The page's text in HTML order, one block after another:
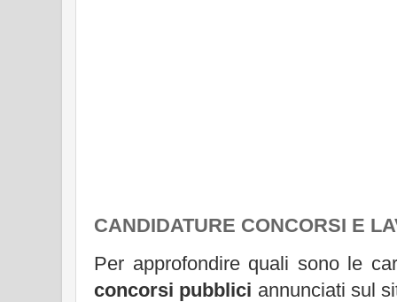
CANDIDATURE CONCORSI E
Per approfondire quali sono le
concorsi pubblici annunciati sul